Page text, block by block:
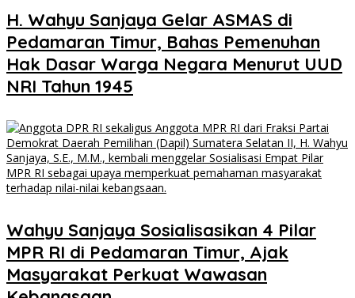
H. Wahyu Sanjaya Gelar ASMAS di
Pedamaran Timur, Bahas Pemenuhan
Hak Dasar Warga Negara Menurut UUD
NRI Tahun 1945
Wahyu Sanjaya Sosialisasikan 4 Pilar
MPR RI di Pedamaran Timur, Ajak
Masyarakat Perkuat Wawasan